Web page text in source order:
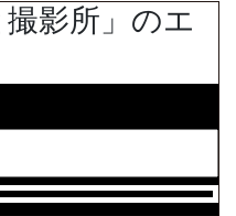
撮影所」のエ